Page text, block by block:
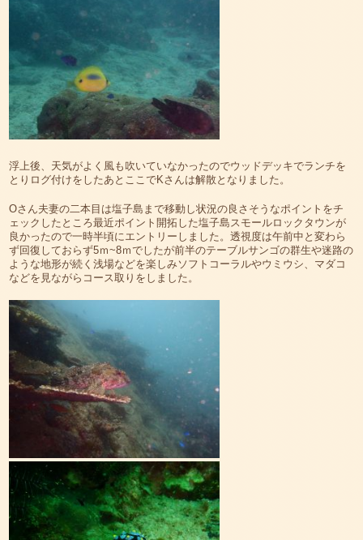
浮上後、天気がよく風も吹いていなかったのでウッドデッキでランチを
とりログ付けをしたあとここでKさんは解散となりました。
Oさん夫妻の二本目は塩子島まで移動し状況の良さそうなポイントをチ
ェックしたところ最近ポイント開拓した塩子島スモールロックタウンが
良かったので一時半頃にエントリーしました。透視度は午前中と変わら
ず回復しておらず5ｍ~8ｍでしたが前半のテーブルサンゴの群生や迷路の
ような地形が続く浅場などを楽しみソフトコーラルやウミウシ、マダコ
などを見ながらコース取りをしました。